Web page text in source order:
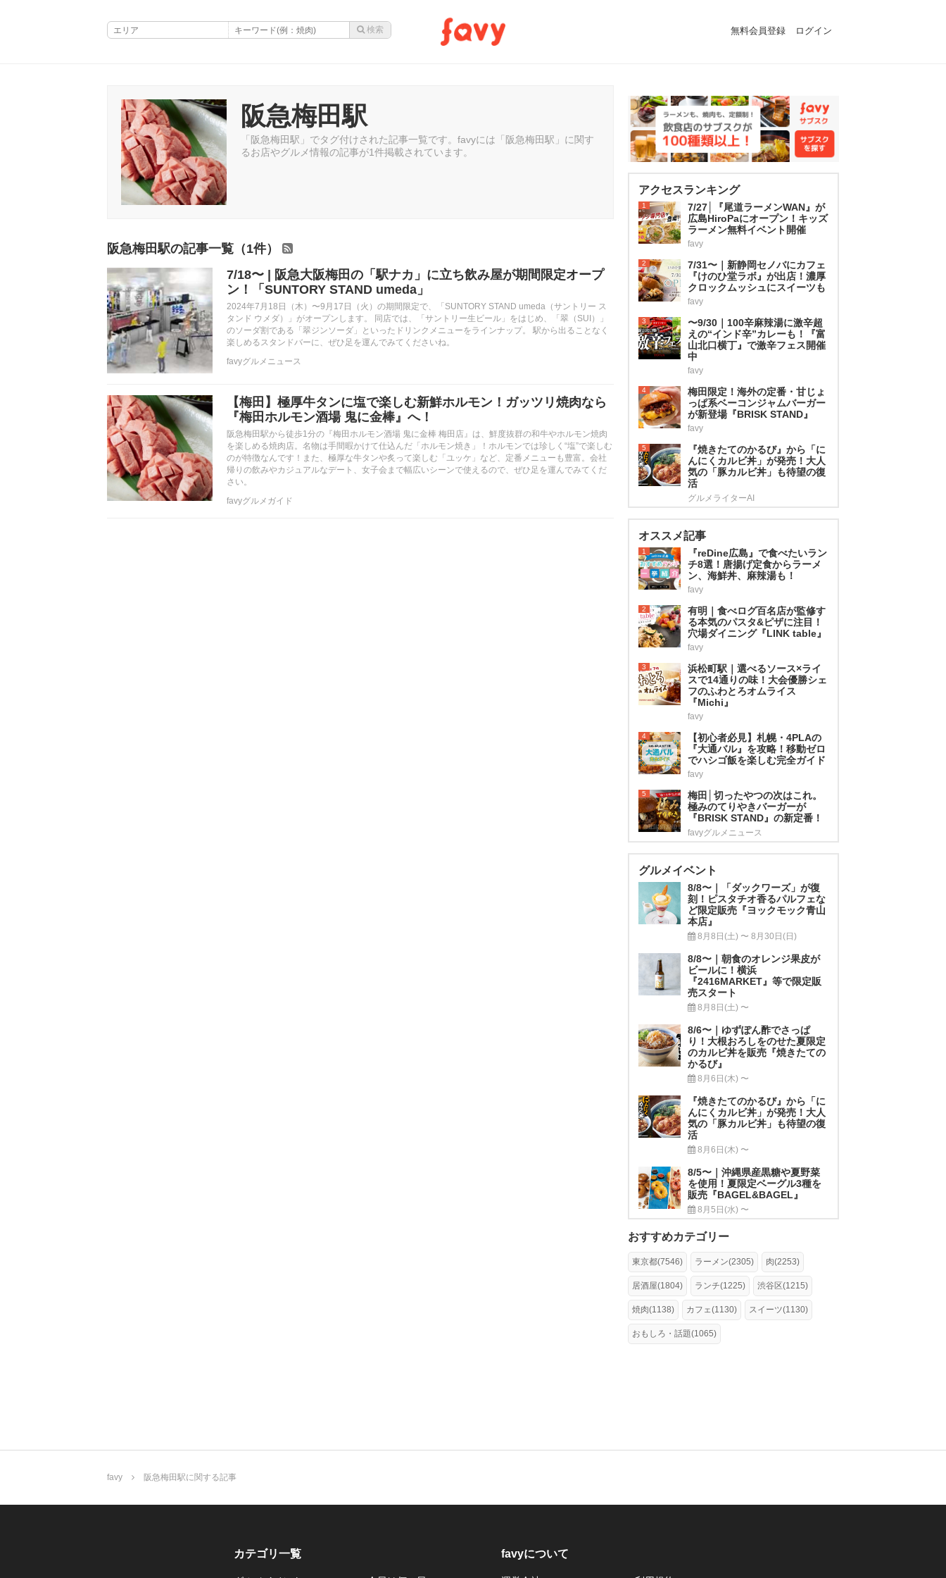
無料会員登録 ログイン
阪急梅田駅
「阪急梅田駅」でタグ付けされた記事一覧です。favyには「阪急梅田駅」に関す
るお店やグルメ情報の記事が1件掲載されています。
阪急梅田駅の記事一覧（1件）
7/18〜 | 阪急大阪梅田の「駅ナカ」に立ち飲み屋が期間限定オープ
ン！「SUNTORY STAND umeda」
2024年7月18日（木）〜9月17日（火）の期間限定で、「SUNTORY STAND umeda（サントリー ス
タンド ウメダ）」がオープンします。 同店では、「サントリー生ビール」をはじめ、「翠（SUI）」
のソーダ割である「翠ジンソーダ」といったドリンクメニューをラインナップ。 駅から出ることなく
楽しめるスタンドバーに、ぜひ足を運んでみてくださいね。
favyグルメニュース
【梅田】極厚牛タンに塩で楽しむ新鮮ホルモン！ガッツリ焼肉なら
『梅田ホルモン酒場 鬼に金棒』へ！
阪急梅田駅から徒歩1分の『梅田ホルモン酒場 鬼に金棒 梅田店』は、鮮度抜群の和牛やホルモン焼肉
を楽しめる焼肉店。名物は手間暇かけて仕込んだ「ホルモン焼き」！ホルモンでは珍しく“塩”で楽しむ
のが特徴なんです！また、極厚な牛タンや炙って楽しむ「ユッケ」など、定番メニューも豊富。会社
帰りの飲みやカジュアルなデート、女子会まで幅広いシーンで使えるので、ぜひ足を運んでみてくだ
さい。
favyグルメガイド
アクセスランキング
1
7/27│『尾道ラーメンWAN』が
広島HiroPaにオープン！キッズ
ラーメン無料イベント開催
favy
2
7/31〜｜新静岡セノバにカフェ
『けのひ堂ラボ』が出店！濃厚
クロックムッシュにスイーツも
favy
3
〜9/30｜100辛麻辣湯に激辛超
えの“インド辛”カレーも！『富
山北口横丁』で激辛フェス開催
中
favy
4
梅田限定！海外の定番・甘じょ
っぱ系ベーコンジャムバーガー
が新登場『BRISK STAND』
favy
5
『焼きたてのかるび』から「に
んにくカルビ丼」が発売！大人
気の「豚カルビ丼」も待望の復
活
グルメライターAI
オススメ記事
1
『reDine広島』で食べたいラン
チ8選！唐揚げ定食からラーメ
ン、海鮮丼、麻辣湯も！
favy
2
有明｜食べログ百名店が監修す
る本気のパスタ&ピザに注目！
穴場ダイニング『LINK table』
favy
3
浜松町駅｜選べるソース×ライ
スで14通りの味！大会優勝シェ
フのふわとろオムライス
『Michi』
favy
4
【初心者必見】札幌・4PLAの
『大通バル』を攻略！移動ゼロ
でハシゴ飯を楽しむ完全ガイド
favy
5
梅田│切ったやつの次はこれ。
極みのてりやきバーガーが
『BRISK STAND』の新定番！
favyグルメニュース
グルメイベント
8/8〜｜「ダックワーズ」が復
刻！ピスタチオ香るパルフェな
ど限定販売『ヨックモック青山
本店』
8月8日(土) 〜 8月30日(日)
8/8〜｜朝食のオレンジ果皮が
ビールに！横浜
『2416MARKET』等で限定販
売スタート
8月8日(土) 〜
8/6〜｜ゆずぽん酢でさっぱ
り！大根おろしをのせた夏限定
のカルビ丼を販売『焼きたての
かるび』
8月6日(木) 〜
『焼きたてのかるび』から「に
んにくカルビ丼」が発売！大人
気の「豚カルビ丼」も待望の復
活
8月6日(木) 〜
8/5〜｜沖縄県産黒糖や夏野菜
を使用！夏限定ベーグル3種を
販売『BAGEL&BAGEL』
8月5日(水) 〜
おすすめカテゴリー
東京都(7546) ラーメン(2305) 肉(2253)
居酒屋(1804) ランチ(1225) 渋谷区(1215)
焼肉(1138) カフェ(1130) スイーツ(1130)
おもしろ・話題(1065)
favy 阪急梅田駅に関する記事
カテゴリ一覧 favyについて